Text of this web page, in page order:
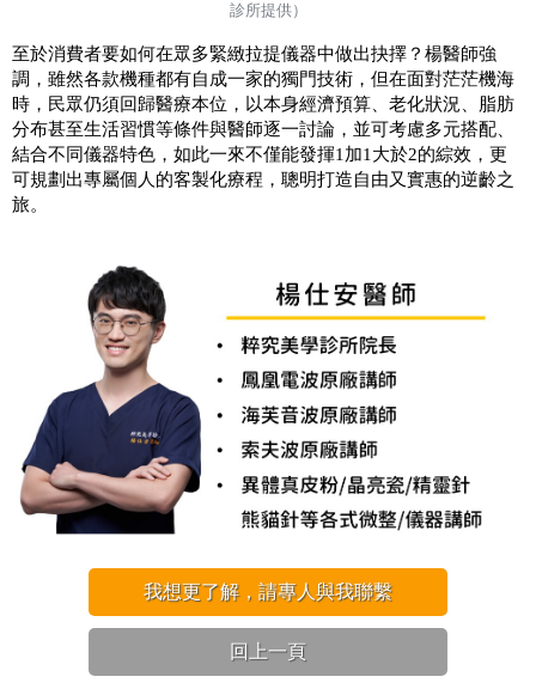
診所提供）
至於消費者要如何在眾多緊緻拉提儀器中做出抉擇？楊醫師強
調，雖然各款機種都有自成一家的獨門技術，但在面對茫茫機海
時，民眾仍須回歸醫療本位，以本身經濟預算、老化狀況、脂肪
分布甚至生活習慣等條件與醫師逐一討論，並可考慮多元搭配、
結合不同儀器特色，如此一來不僅能發揮1 加1 大於2的綜效，更
可規劃出專屬個人的客製化療程，聰明打造自由又實惠的逆齡之
旅。
我想更了解，請專人與我聯繫
回上一頁